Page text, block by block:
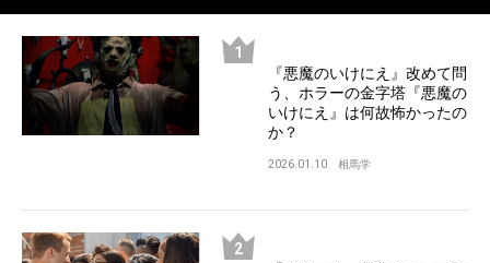
『悪魔のいけにえ』改めて問
う、ホラーの金字塔『悪魔の
いけにえ』は何故怖かったの
か？
2026.01.10 相馬学